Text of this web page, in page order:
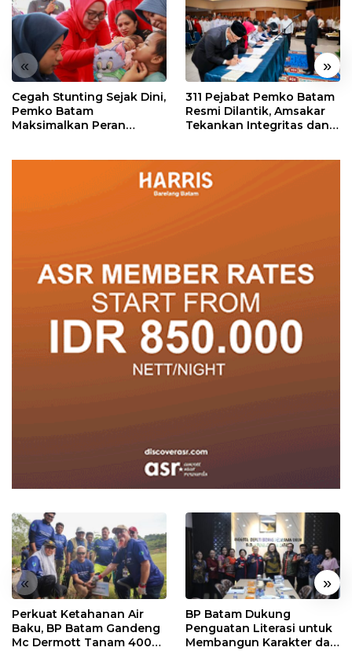
« »
Cegah Stunting Sejak Dini,
Pemko Batam
Maksimalkan Peran
311 Pejabat Pemko Batam
Resmi Dilantik, Amsakar
Tekankan Integritas dan
« »
Perkuat Ketahanan Air
Baku, BP Batam Gandeng
Mc Dermott Tanam 400
BP Batam Dukung
Penguatan Literasi untuk
Membangun Karakter dan